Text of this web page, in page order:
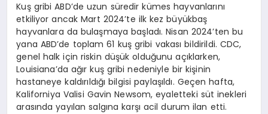
Kuş gribi ABD’de uzun süredir kümes hayvanlarını
etkiliyor ancak Mart 2024’te ilk kez büyükbaş
hayvanlara da bulaşmaya başladı. Nisan 2024’ten bu
yana ABD’de toplam 61 kuş gribi vakası bildirildi. CDC,
genel halk için riskin düşük olduğunu açıklarken,
Louisiana’da ağır kuş gribi nedeniyle bir kişinin
hastaneye kaldırıldığı bilgisi paylaşıldı. Geçen hafta,
Kaliforniya Valisi Gavin Newsom, eyaletteki süt inekleri
arasında yayılan salgına karşı acil durum ilan etti.